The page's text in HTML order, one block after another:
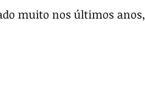
muito nos últimos anos,